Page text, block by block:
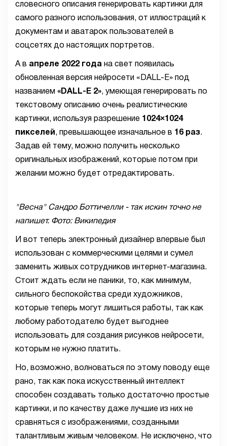
словесного описания генерировать картинки для
самого разного использования, от иллюстраций к
документам и аватарок пользователей в
соцсетях до настоящих портретов.
А в апреле 2022 года на свет появилась
обновленная версия нейросети «DALL-E» под
названием «DALL-E 2», умеющая генерировать по
текстовому описанию очень реалистические
картинки, используя разрешение 1024×1024
пикселей , превышающее изначальное в 16 раз.
Задав ей тему, можно получить несколько
оригинальных изображений, которые потом при
желании можно будет отредактировать.
"Весна" Сандро Боттичелли - так искин точно не
напишет. Фото: Википедия
И вот теперь электронный дизайнер впервые был
использован с коммерческими целями и сумел
заменить живых сотрудников интернет-магазина.
Стоит ждать если не паники, то, как минимум,
сильного беспокойства среди художников,
которые теперь могут лишиться работы, так как
любому работодателю будет выгоднее
использовать для создания рисунков нейросети,
которым не нужно платить.
Но, возможно, волноваться по этому поводу еще
рано, так как пока искусственный интеллект
способен создавать только достаточно простые
картинки, и по качеству даже лучшие из них не
сравняться с изображениями, созданными
талантливым живым человеком. Не исключено, что